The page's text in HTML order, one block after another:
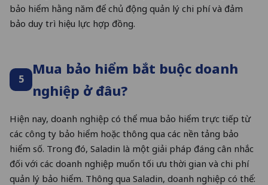
bảo hiểm hằng năm để chủ động quản lý chi phí và đảm
bảo duy trì hiệu lực hợp đồng.
5
Mua bảo hiểm bắt buộc doanh
nghiệp ở đâu?
Hiện nay, doanh nghiệp có thể mua bảo hiểm trực tiếp từ
các công ty bảo hiểm hoặc thông qua các nền tảng bảo
hiểm số. Trong đó, Saladin là một giải pháp đáng cân nhắc
đối với các doanh nghiệp muốn tối ưu thời gian và chi phí
quản lý bảo hiểm. Thông qua Saladin, doanh nghiệp có thể: